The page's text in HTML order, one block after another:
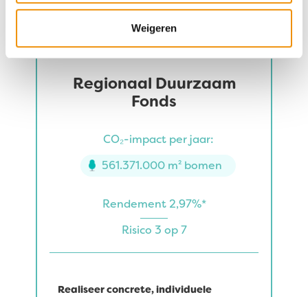
Weigeren
Regionaal Duurzaam
Fonds
CO₂-impact per jaar:
561.371.000 m² bomen
Rendement 2,97%*
Risico 3 op 7
Realiseer concrete, individuele